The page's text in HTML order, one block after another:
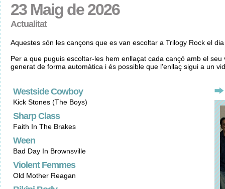
23 Maig de 2026
Actualitat
Aquestes són les cançons que es van escoltar a Trilogy Rock el
Per a que puguis escoltar-les hem enllaçat cada cançó amb el
generat de forma automàtica i és possible que l'enllaç sigui a un
Westside Cowboy
Kick Stones (The Boys)
Sharp Class
Faith In The Brakes
Ween
Bad Day In Brownsville
Violent Femmes
Old Mother Reagan